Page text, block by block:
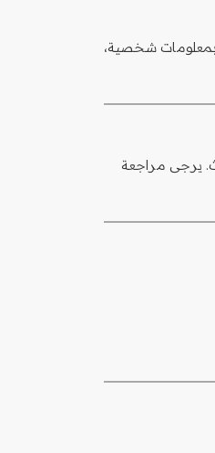
أن طفلك قد زودنا بمعلومات شخصية،
يرجى مراجعة